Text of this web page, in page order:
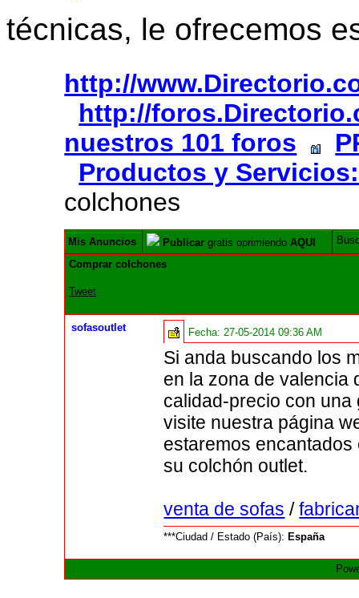
técnicas, le ofrecemos
http://
http://
nuestros 101 foros
Productos y
colchones
Mis Anuncios Publicar gratis oprimiendoAQUI
Comprar colchones
Tweet
sofasoutlet Fecha:27-05-2014 09:36 AM
Si anda buscando los
en la zona de valencia
calidad-precio con
visite nuestra página
estaremos
su colchón outlet.
venta de sofas /
***Ciudad / Estado (País): España